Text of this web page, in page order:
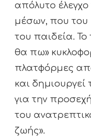
απόλυτο
μέσων, που του
του παιδεία.
θα πω»
πλατφόρμες
και δημιουργεί
για την
του
ζωής».